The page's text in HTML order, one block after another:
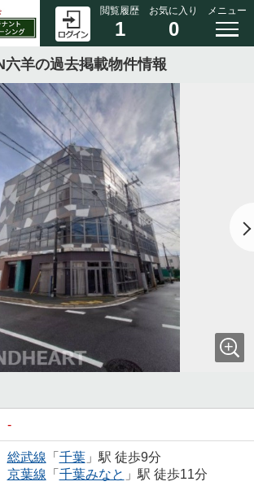
閲覧履歴
1
お気に入り
0
メニュー
羊の過去掲載物件情報
-
総武線 「 千葉」駅 徒歩9分
京葉線 「 千葉みなと 」駅 徒歩11分